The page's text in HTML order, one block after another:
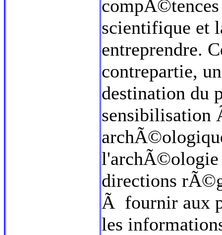
scientifique et
entreprendre.
contrepartie,
destination du
l'archÃ©ologie
directions
Ã fournir aux
les